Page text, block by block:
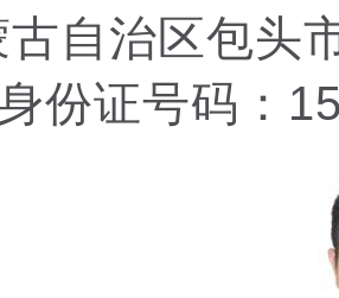
自治区包头
份证号码：